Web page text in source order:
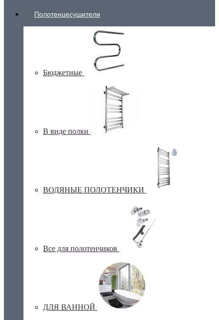
Полотенцесушители
Бюджетные
В виде полки
ВОДЯНЫЕ ПОЛОТЕНЧИКИ
Все для полотенчиков
ДЛЯ ВАННОЙ